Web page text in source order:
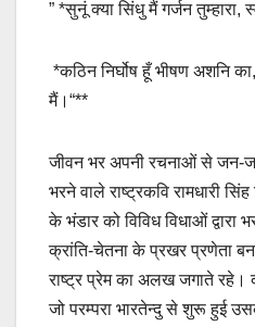
o
p
” *सुनूं क्या सिंधु मैं गर्जन तुम्हारा,
*कठिन निर्घोष हूँ भीषण अशनि
मैं।“**
जीवन भर अपनी रचनाओं से जन-
भरने वाले राष्ट्रकवि रामधारी
के भंडार को विविध विधाओं
क्रांति-चेतना के प्रखर प्रणेता
राष्ट्र प्रेम का अलख जगाते रहे।
जो परम्परा भारतेन्दु से शुरू हुई